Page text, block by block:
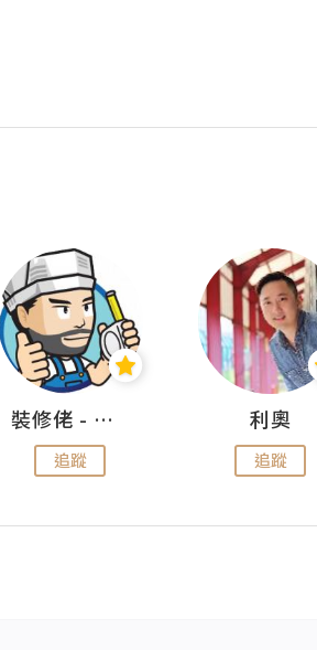
裝修佬 - 香港一站式網上裝修平台
追蹤
利奧
追蹤